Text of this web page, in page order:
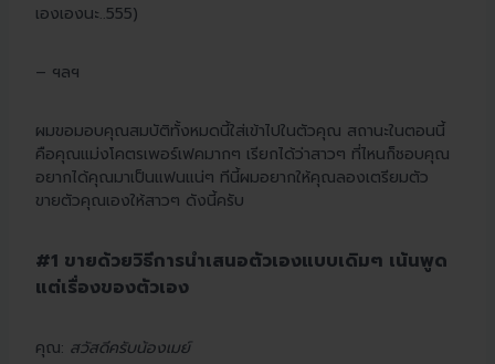
เองเองนะ..555)
– ฯลฯ
ผมขอมอบคุณสมบัติทั้งหมดนี้ใส่เข้าไปในตัวคุณ สถานะในตอนนี้
คือคุณแม่งโคตรเพอร์เฟคมากๆ เรียกได้ว่าสาวๆ ที่ไหนก็ชอบคุณ
อยากได้คุณมาเป็นแฟนแน่ๆ ทีนี้ผมอยากให้คุณลองเตรียมตัว
ขายตัวคุณเองให้สาวๆ ดังนี้ครับ
#1 ขายด้วยวิธีการนำเสนอตัวเองแบบเดิมๆ เน้นพูด
แต่เรื่องของตัวเอง
คุณ: สวัสดีครับน้องเมย์